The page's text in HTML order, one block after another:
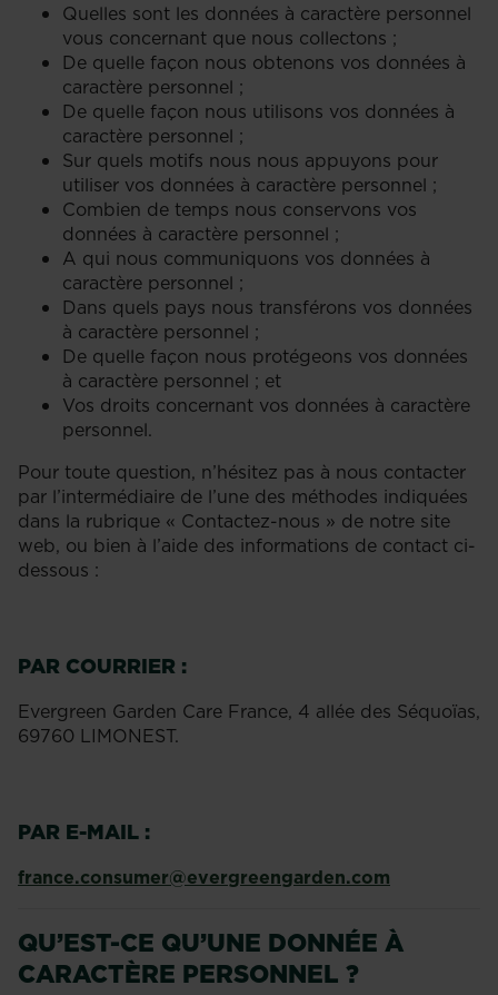
Quelles sont les données à caractère personnel
vous concernant que nous collectons ;
De quelle façon nous obtenons vos données à
caractère personnel ;
De quelle façon nous utilisons vos données à
caractère personnel ;
Sur quels motifs nous nous appuyons pour
utiliser vos données à caractère personnel ;
Combien de temps nous conservons vos
données à caractère personnel ;
A qui nous communiquons vos données à
caractère personnel ;
Dans quels pays nous transférons vos données
à caractère personnel ;
De quelle façon nous protégeons vos données
à caractère personnel ; et
Vos droits concernant vos données à caractère
personnel.
Pour toute question, n’hésitez pas à nous contacter
par l’intermédiaire de l’une des méthodes indiquées
dans la rubrique « Contactez-nous » de notre site
web, ou bien à l’aide des informations de contact ci-
dessous :
PAR COURRIER :
Evergreen Garden Care France, 4 allée des Séquoïas,
69760 LIMONEST.
PAR E-MAIL :
france.consumer@evergreengarden.com
QU’EST-CE QU’UNE DONNÉE À
CARACTÈRE PERSONNEL ?